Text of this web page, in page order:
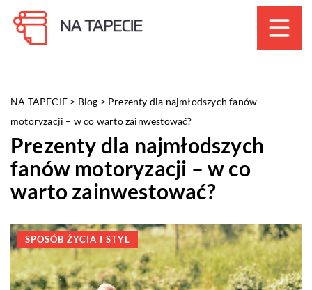
NA TAPECIE > Blog > Prezenty dla najmłodszych fanów
motoryzacji – w co warto zainwestować?
Prezenty dla najmłodszych
fanów motoryzacji – w co
warto zainwestować?
SPOSÓB ŻYCIA I STYL